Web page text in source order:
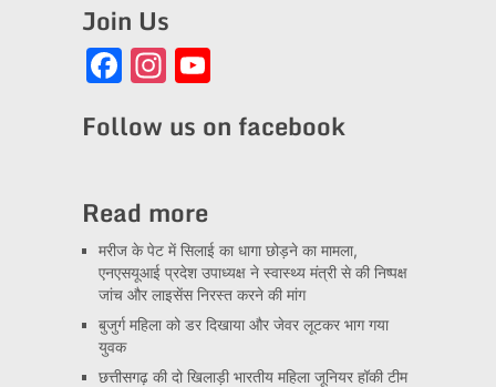
Join Us
Facebook
Instagram
YouTube
Follow us on facebook
Read more
मरीज के पेट में सिलाई का धागा छोड़ने का मामला,
एनएसयूआई प्रदेश उपाध्यक्ष ने स्वास्थ्य मंत्री से की निष्पक्ष
जांच और लाइसेंस निरस्त करने की मांग
बुजुर्ग महिला को डर दिखाया और जेवर लूटकर भाग गया
युवक
छत्तीसगढ़ की दो खिलाड़ी भारतीय महिला जूनियर हॉकी टीम